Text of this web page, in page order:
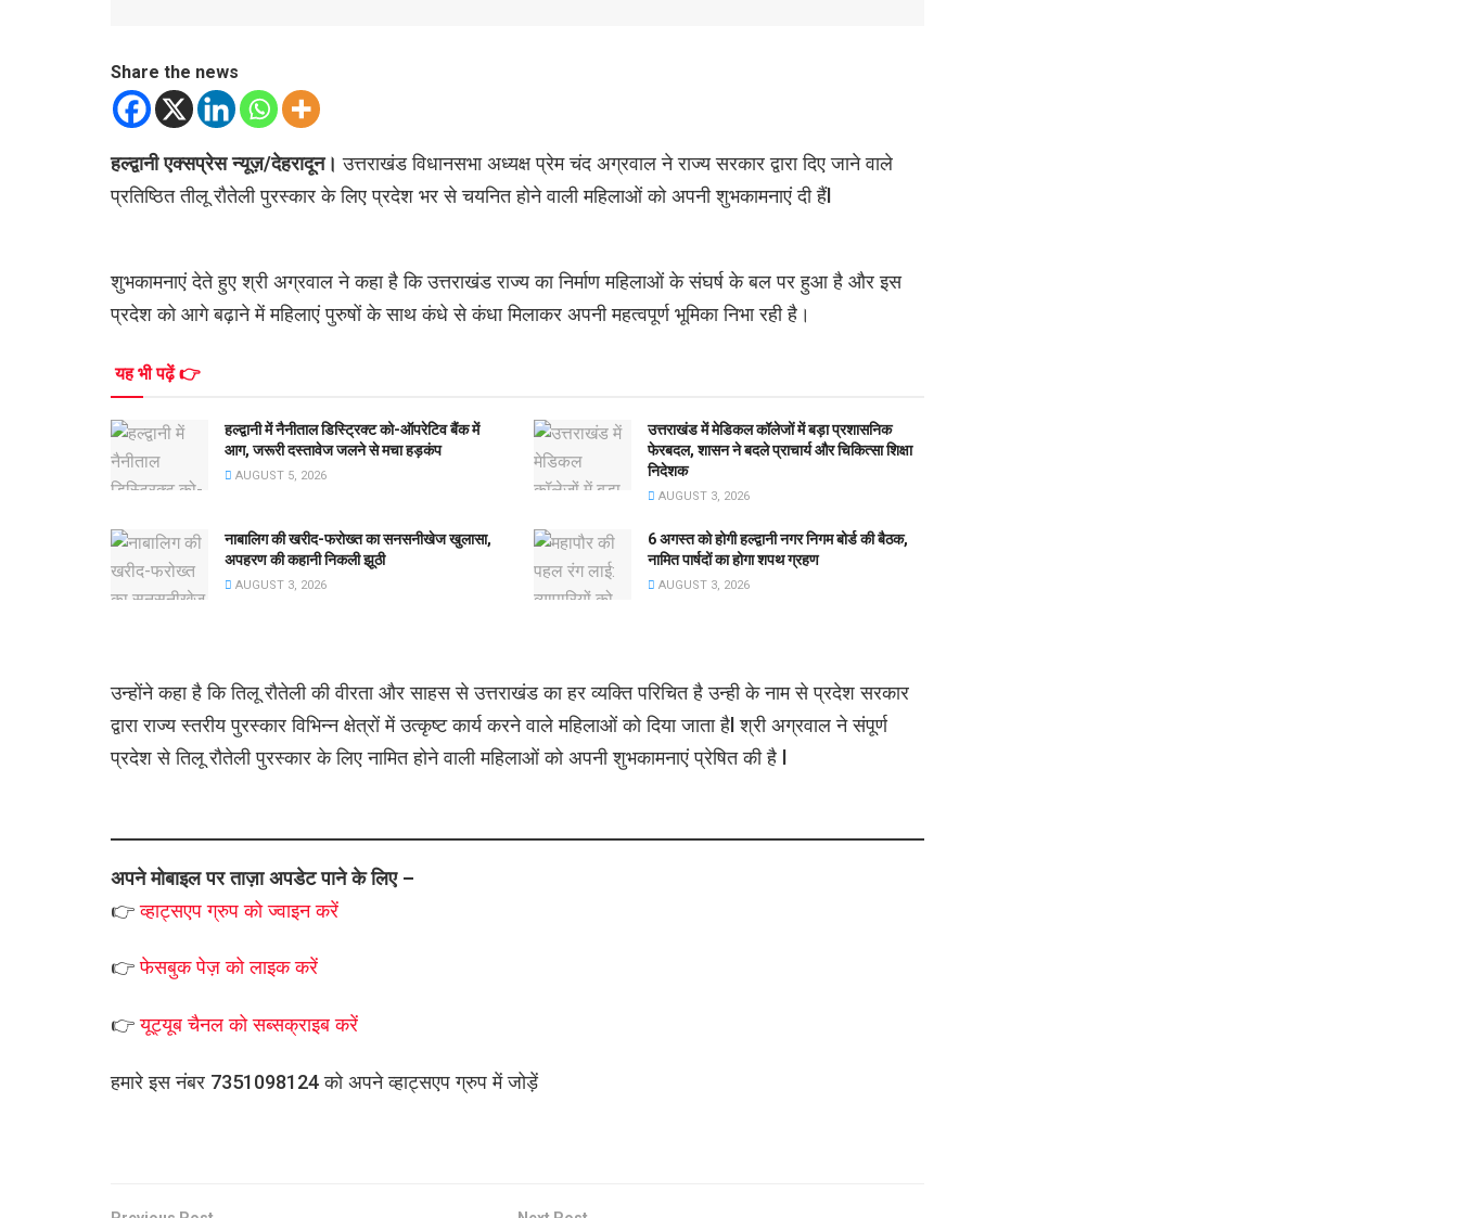
Share the news
हल्द्वानी एक्सप्रेस न्यूज़/देहरादून। उत्तराखंड विधानसभा अध्यक्ष प्रेम चंद अग्रवाल ने राज्य सरकार द्वारा दिए जाने वाले
प्रतिष्ठित तीलू रौतेली पुरस्कार के लिए प्रदेश भर से चयनित होने वाली महिलाओं को अपनी शुभकामनाएं दी हैंl
शुभकामनाएं देते हुए श्री अग्रवाल ने कहा है कि उत्तराखंड राज्य का निर्माण महिलाओं के संघर्ष के बल पर हुआ है और इस
प्रदेश को आगे बढ़ाने में महिलाएं पुरुषों के साथ कंधे से कंधा मिलाकर अपनी महत्वपूर्ण भूमिका निभा रही है।
यह भी पढ़ें 👉
हल्द्वानी में नैनीताल डिस्ट्रिक्ट को-ऑपरेटिव बैंक में
आग, जरूरी दस्तावेज जलने से मचा हड़कंप
AUGUST 5, 2026
उत्तराखंड में मेडिकल कॉलेजों में बड़ा प्रशासनिक
फेरबदल, शासन ने बदले प्राचार्य और चिकित्सा शिक्षा
निदेशक
AUGUST 3, 2026
नाबालिग की खरीद-फरोख्त का सनसनीखेज खुलासा,
अपहरण की कहानी निकली झूठी
AUGUST 3, 2026
6 अगस्त को होगी हल्द्वानी नगर निगम बोर्ड की बैठक,
नामित पार्षदों का होगा शपथ ग्रहण
AUGUST 3, 2026
उन्होंने कहा है कि तिलू रौतेली की वीरता और साहस से उत्तराखंड का हर व्यक्ति परिचित है उन्ही के नाम से प्रदेश सरकार
द्वारा राज्य स्तरीय पुरस्कार विभिन्न क्षेत्रों में उत्कृष्ट कार्य करने वाले महिलाओं को दिया जाता हैl श्री अग्रवाल ने संपूर्ण
प्रदेश से तिलू रौतेली पुरस्कार के लिए नामित होने वाली महिलाओं को अपनी शुभकामनाएं प्रेषित की है l
अपने मोबाइल पर ताज़ा अपडेट पाने के लिए –
👉व्हाट्सएपग्रुप कोज्वाइन करें
👉फेसबुक पेज़ को लाइक करें
👉यूट्यूब चैनल को सब्सक्राइब करें
हमारे इस नंबर 7351098124 को अपने व्हाट्सएप ग्रुप में जोड़ें